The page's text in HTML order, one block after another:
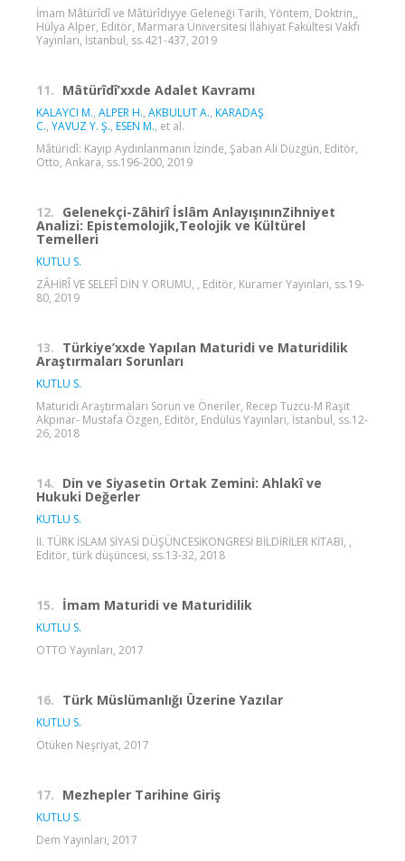
İmam Mâtürîdî ve Mâtürîdiyye Geleneği Tarih, Yöntem, Doktrin,,
Hülya Alper, Editör, Marmara Üniversitesi İlahiyat Fakültesi Vakfı
Yayınları, İstanbul, ss.421-437, 2019
11. Mâtürîdî’xxde Adalet Kavramı
KALAYCI M., ALPER H., AKBULUT A., KARADAŞ
C., YAVUZ Y. Ş., ESEN M., et al.
Mâtüridî: Kayıp Aydınlanmanın İzinde, Şaban Ali Düzgün, Editör,
Otto, Ankara, ss.196-200, 2019
12. Gelenekçi-Zâhirî İslâm AnlayışınınZihniyet
Analizi: Epistemolojik,Teolojik ve Kültürel
Temelleri
KUTLU S.
ZÂHİRÎ VE SELEFÎ DİN Y ORUMU, , Editör, Kuramer Yayınları, ss.19-
80, 2019
13. Türkiye’xxde Yapılan Maturidi ve Maturidilik
Araştırmaları Sorunları
KUTLU S.
Maturidi Araştırmaları Sorun ve Öneriler, Recep Tuzcu-M Raşit
Akpınar- Mustafa Özgen, Editör, Endülüs Yayınları, İstanbul, ss.12-
26, 2018
14. Din ve Siyasetin Ortak Zemini: Ahlakî ve
Hukuki Değerler
KUTLU S.
II. TÜRK İSLAM SİYASİ DÜŞÜNCESİKONGRESİ BİLDİRİLER KİTABI, ,
Editör, türk düşüncesi, ss.13-32, 2018
15. İmam Maturidi ve Maturidilik
KUTLU S.
OTTO Yayınları, 2017
16. Türk Müslümanlığı Üzerine Yazılar
KUTLU S.
Ötüken Neşriyat, 2017
17. Mezhepler Tarihine Giriş
KUTLU S.
Dem Yayınları, 2017